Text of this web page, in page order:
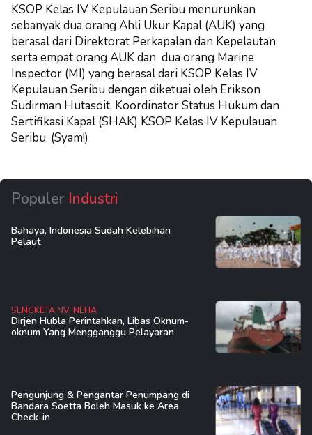
KSOP Kelas IV Kepulauan Seribu menurunkan
sebanyak dua orang Ahli Ukur Kapal (AUK) yang
berasal dari Direktorat Perkapalan dan Kepelautan
serta empat orang AUK dan dua orang Marine
Inspector (MI) yang berasal dari KSOP Kelas IV
Kepulauan Seribu dengan diketuai oleh Erikson
Sudirman Hutasoit, Koordinator Status Hukum dan
Sertifikasi Kapal (SHAK) KSOP Kelas IV Kepulauan
Seribu. (Syam!)
Populer Industri
Bahaya, Indonesia Sudah Kelebihan
Pelaut
SENGKETA NV, NEHA
Dirjen Hubla Perintahkan, Libas Oknum-
oknum Yang Mengganggu Pelayaran
Pengunjung & Pengantar Penumpang di
Bandara Soetta Boleh Masuk ke Area
Check-in